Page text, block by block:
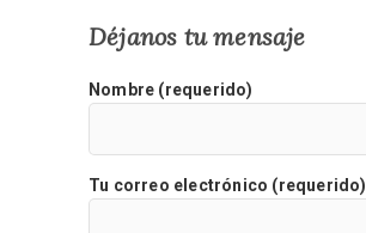
Déjanos tu mensaje
Nombre (requerido)
Tu correo electrónico (requerido)